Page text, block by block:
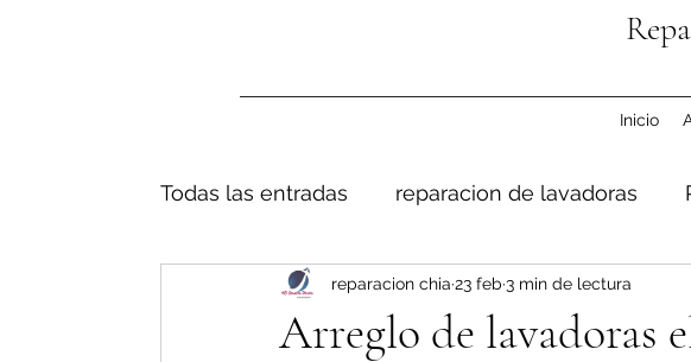
Inicio
Todas las entradas reparacion de lavadoras
Arreglo de lavadoras
reparacion chia 23 feb 3 min de lectura